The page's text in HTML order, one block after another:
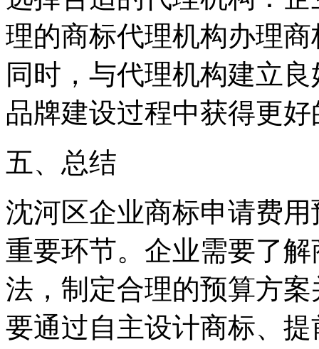
理的商标代理机构办理
同时，与代理机构建立
品牌建设过程中获得更
五、总结
沈河区企业商标申请费
重要环节。企业需要了
法，制定合理的预算方
要通过自主设计商标、